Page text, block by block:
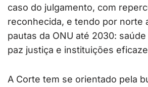
caso do julgamento, com
reconhecida, e tendo por norte
pautas da ONU até 2030:
paz justiça e instituições
A Corte tem se orientado pela